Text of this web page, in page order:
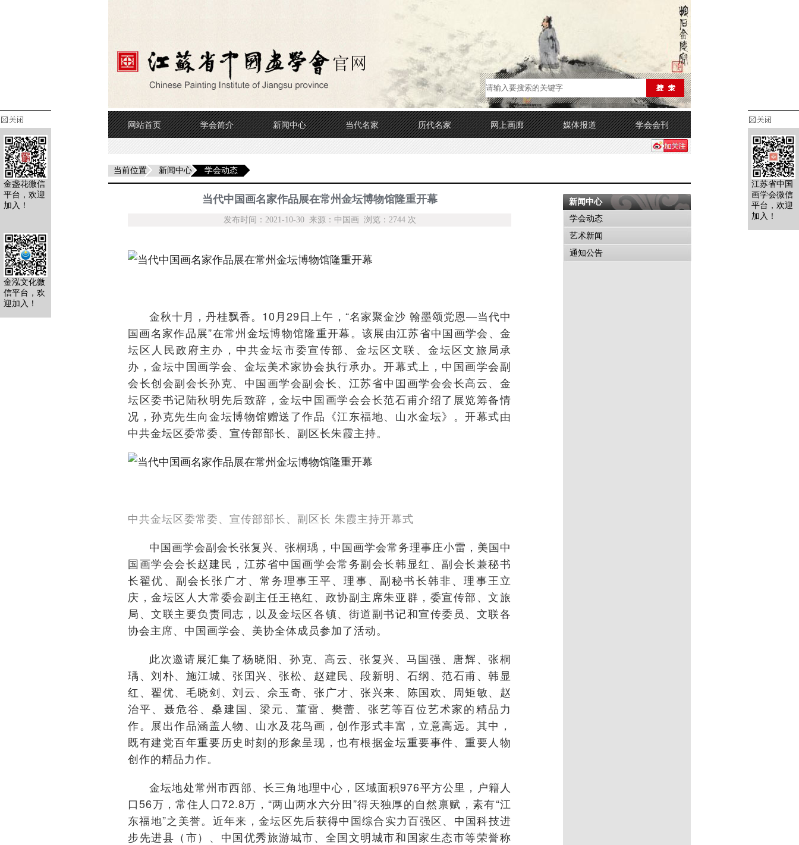
网站首页 学会简介 新闻中心 当代名家 历代名家 网上画廊 媒体报道 学会会刊
当前位置 新闻中心 学会动态
当代中国画名家作品展在常州金坛博物馆隆重开幕
发布时间：2021-10-30 来源：中国画 浏览：2744 次
金秋十月，丹桂飘香。10月29日上午，“名家聚金沙 翰墨颂党恩—当代中
国画名家作品展”在常州金坛博物馆隆重开幕。该展由江苏省中国画学会、金
坛区人民政府主办，中共金坛市委宣传部、金坛区文联、金坛区文旅局承
办，金坛中国画学会、金坛美术家协会执行承办。开幕式上，中国画学会副
会长创会副会长孙克、中国画学会副会长、江苏省中囯画学会会长高云、金
坛区委书记陆秋明先后致辞，金坛中国画学会会长范石甫介绍了展览筹备情
况，孙克先生向金坛博物馆赠送了作品《江东福地、山水金坛》。开幕式由
中共金坛区委常委、宣传部部长、副区长朱霞主持。
中共金坛区委常委、宣传部部长、副区长 朱霞主持开幕式
中国画学会副会长张复兴、张桐瑀，中国画学会常务理事庄小雷，美国中
国画学会会长赵建民，江苏省中国画学会常务副会长韩显红、副会长兼秘书
长翟优、副会长张广才、常务理事王平、理事、副秘书长韩非、理事王立
庆，金坛区人大常委会副主任王艳红、政协副主席朱亚群，委宣传部、文旅
局、文联主要负责同志，以及金坛区各镇、街道副书记和宣传委员、文联各
协会主席、中国画学会、美协全体成员参加了活动。
此次邀请展汇集了杨晓阳、孙克、高云、张复兴、马国强、唐辉、张桐
瑀、刘朴、施江城、张囯兴、张松、赵建民、段新明、石纲、范石甫、韩显
红、翟优、毛晓剑、刘云、佘玉奇、张广才、张兴来、陈国欢、周矩敏、赵
治平、聂危谷、桑建国、梁元、董雷、樊蕾、张艺等百位艺术家的精品力
作。展出作品涵盖人物、山水及花鸟画，创作形式丰富，立意高远。其中，
既有建党百年重要历史时刻的形象呈现，也有根据金坛重要事件、重要人物
创作的精品力作。
金坛地处常州市西部、长三角地理中心，区域面积976平方公里，户籍人
口56万，常住人口72.8万，“两山两水六分田”得天独厚的自然禀赋，素有“江
东福地”之美誉。近年来，金坛区先后获得中国综合实力百强区、中国科技进
步先进县（市）、中国优秀旅游城市、全国文明城市和国家生态市等荣誉称
新闻中心
学会动态
艺术新闻
通知公告
金盏花微信
平台，欢迎
加入！
金泓文化微
信平台，欢
迎加入！
江苏省中国
画学会微信
平台，欢迎
加入！